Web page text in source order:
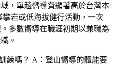
，單趟嚮導費顯著高於台灣本
攀岩或低海拔健行活動，一次
多數嚮導在職涯初期以兼職為
。
練嗎？ A：登山嚮導的體能要